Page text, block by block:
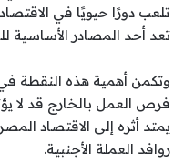
تلعب دورًا حيويًا في
تعد أحد المصادر الأساسية
وتكمن أهمية هذه النقطة
فرص العمل بالخارج قد لا
يمتد أثره إلى الاقتصاد
روافد العملة الأجنبية.